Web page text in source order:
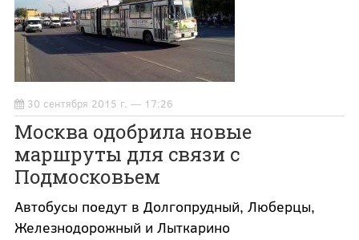
30 сентября 2015 г. — 17:26
Москва одобрила новые
маршруты для связи с
Подмосковьем
Автобусы поедут в Долгопрудный, Люберцы,
Железнодорожный и Лыткарино